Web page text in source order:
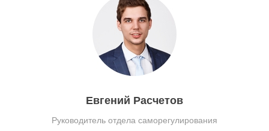
Евгений Расчетов
Руководитель отдела саморегулирования